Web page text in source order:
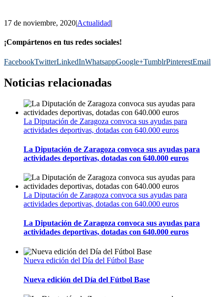
17 de noviembre, 2020|Actualidad|
¡Compártenos en tus redes sociales!
FacebookTwitterLinkedInWhatsappGoogle+TumblrPinterestEmail
Noticias relacionadas
La Diputación de Zaragoza convoca sus ayudas para
actividades deportivas, dotadas con 640.000 euros
La Diputación de Zaragoza convoca sus ayudas para
actividades deportivas, dotadas con 640.000 euros
La Diputación de Zaragoza convoca sus ayudas para
actividades deportivas, dotadas con 640.000 euros
La Diputación de Zaragoza convoca sus ayudas para
actividades deportivas, dotadas con 640.000 euros
Nueva edición del Día del Fútbol Base
Nueva edición del Día del Fútbol Base